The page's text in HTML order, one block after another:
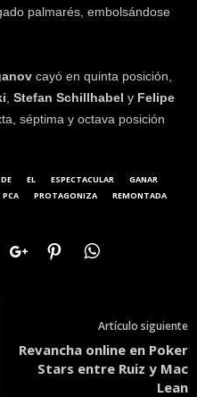
palmarés, embolsándose
cayó en quinta posición,
Stefan Schillhabel y Felipe
séptima y octava posición
DE EL ESPECTACULAR
GANAR
PCA PROTAGONIZA
REMONTADA
Artículo siguiente
Revancha online en Poker
Stars entre Ruiz y Mac
Lean